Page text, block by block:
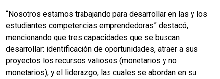
“Nosotros estamos trabajando para desarrollar en las y los
estudiantes competencias emprendedoras” destacó,
mencionando que tres capacidades que se buscan
desarrollar: identificación de oportunidades, atraer a sus
proyectos los recursos valiosos (monetarios y no
monetarios), y el liderazgo; las cuales se abordan en su